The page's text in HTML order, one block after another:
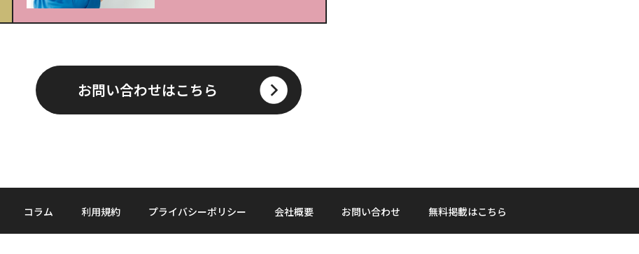
お問い合わせはこちら
コラム 利用規約 プライバシーポリシー 会社概要 お問い合わせ 無料掲載はこちら